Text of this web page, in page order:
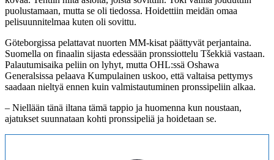
puolustamaan, mutta se oli tiedossa. Hoidettiin meidän omaa
pelisuunnitelmaa kuten oli sovittu.
Göteborgissa pelattavat nuorten MM-kisat päättyvät perjantaina.
Suomella on finaalin sijasta edessään pronssiottelu Tšekkiä vastaan.
Palautumisaika peliin on lyhyt, mutta OHL:ssä Oshawa
Generalsissa pelaava Kumpulainen uskoo, että valtaisa pettymys
saadaan nieltyä ennen kuin valmistautuminen pronssipeliin alkaa.
– Niellään tänä iltana tämä tappio ja huomenna kun noustaan,
ajatukset suunnataan kohti pronssipeliä ja hoidetaan se.